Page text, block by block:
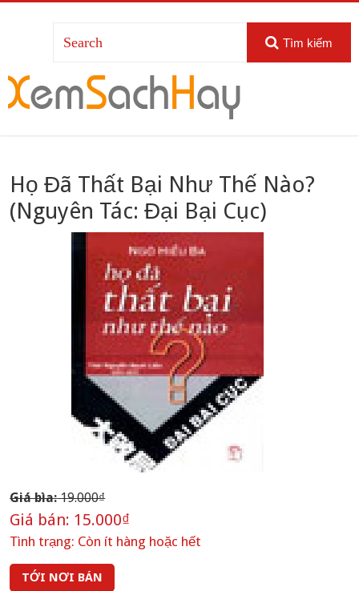
Tìm kiếm
Họ Đã Thất Bại Như Thế Nào?
(Nguyên Tác: Đại Bại Cục)
Giá bìa:19.000₫
Giá bán: 15.000₫
Tình trạng: Còn ít hàng hoặc hết
TỚI NƠI BÁN